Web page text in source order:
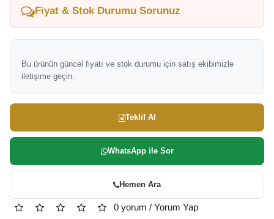
Fiyat & Stok Durumu Sorunuz
Bu ürünün güncel fiyatı ve stok durumu için satış ekibimizle
iletişime geçin.
Teklif Al
WhatsApp ile Sor
Hemen Ara
0 yorum / Yorum Yap